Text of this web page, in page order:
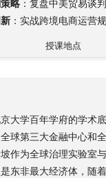
略 ：复盘中美贸易谈
：实战跨境电商运营
授课地点
京大学百年学府的学术
全球第三大金融中心和
坡作为全球治理实验室
是东非最大经济体，随